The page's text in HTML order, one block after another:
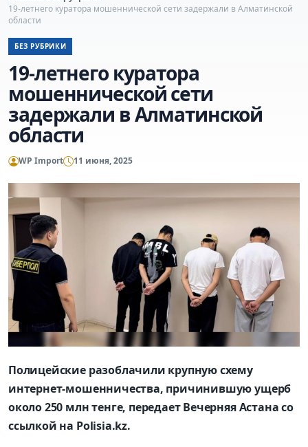
19-летнего куратора мошеннической сети задержали в Алматинской
области
БЕЗ РУБРИКИ
19-летнего куратора
мошеннической сети
задержали в Алматинской
области
WP Import 11 июня, 2025
Полицейские разоблачили крупную схему
интернет-мошенничества, причинившую ущерб
около 250 млн тенге, передает Вечерняя Астана со
ссылкой на Polisia.kz.